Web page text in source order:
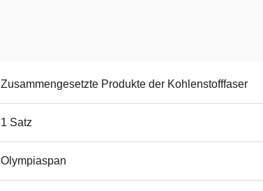
Zusammengesetzte Produkte der Kohlenstofffaser
1 Satz
Olympiaspan